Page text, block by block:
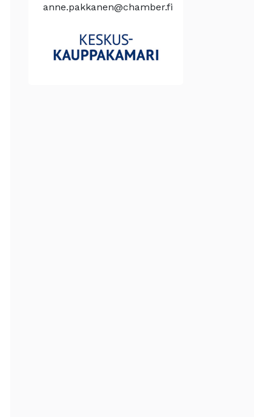
anne.pakkanen@chamber.fi